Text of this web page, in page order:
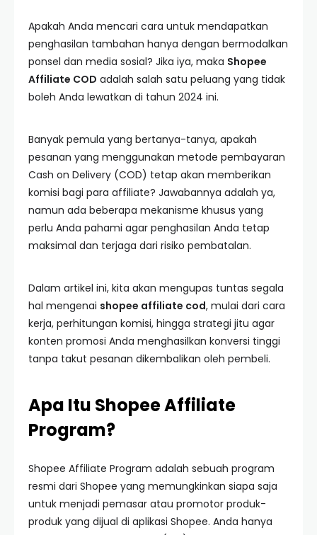
Apakah Anda mencari cara untuk mendapatkan
penghasilan tambahan hanya dengan bermodalkan
ponsel dan media sosial? Jika iya, maka Shopee
Affiliate COD adalah salah satu peluang yang tidak
boleh Anda lewatkan di tahun 2024 ini.
Banyak pemula yang bertanya-tanya, apakah
pesanan yang menggunakan metode pembayaran
Cash on Delivery (COD) tetap akan memberikan
komisi bagi para affiliate? Jawabannya adalah ya,
namun ada beberapa mekanisme khusus yang
perlu Anda pahami agar penghasilan Anda tetap
maksimal dan terjaga dari risiko pembatalan.
Dalam artikel ini, kita akan mengupas tuntas segala
hal mengenai shopee affiliate cod, mulai dari cara
kerja, perhitungan komisi, hingga strategi jitu agar
konten promosi Anda menghasilkan konversi tinggi
tanpa takut pesanan dikembalikan oleh pembeli.
Apa Itu Shopee Affiliate
Program?
Shopee Affiliate Program adalah sebuah program
resmi dari Shopee yang memungkinkan siapa saja
untuk menjadi pemasar atau promotor produk-
produk yang dijual di aplikasi Shopee. Anda hanya